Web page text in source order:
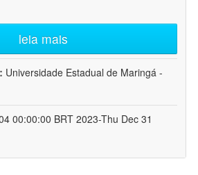
leia mais
Universidade Estadual de Maringá -
00:00:00 BRT 2023-Thu Dec 31